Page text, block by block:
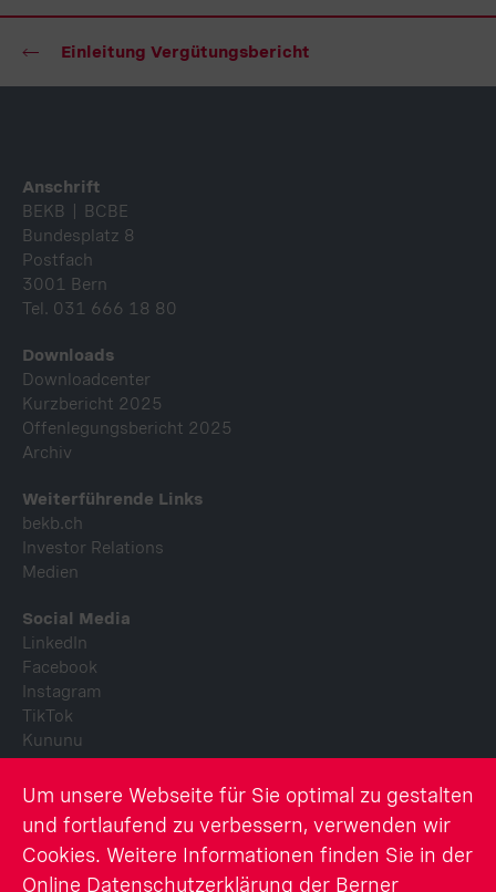
Einleitung Vergütungsbericht
Fusszeile
Anschrift
BEKB | BCBE
Bundesplatz 8
Postfach
3001 Bern
Tel. 031 666 18 80
Downloads
Downloadcenter
Kurzbericht 2025
Offenlegungsbericht 2025
Archiv
Weiterführende Links
bekb.ch
Investor Relations
Medien
Social Media
LinkedIn
Facebook
Instagram
TikTok
Kununu
Youtube
© Berner Kantonalbank AG
Rechtliche Hinweise
Berichterstattung BEKB
Um unsere Webseite für Sie optimal zu gestalten
und fortlaufend zu verbessern, verwenden wir
Cookies. Weitere Informationen finden Sie in der
Online Datenschutzerklärung der Berner